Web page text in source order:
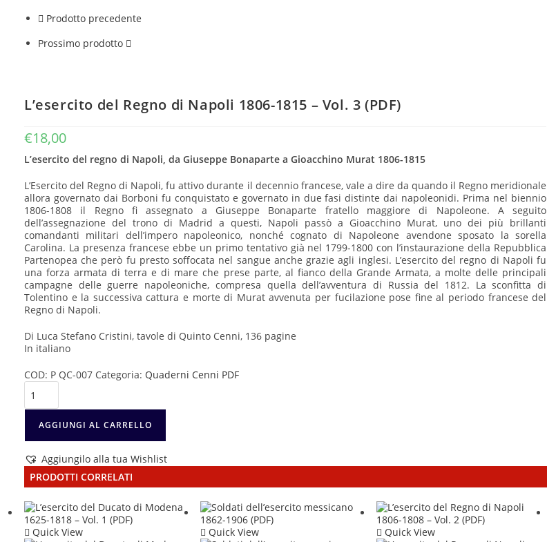
(PDF)
Prodotto precedente
Prossimo prodotto
L’esercito del Regno di Napoli 1806-1815 – Vol. 3 (PDF)
€18,00
L’esercito del regno di Napoli, da Giuseppe Bonaparte a Gioacchino Murat 1806-1815
L’Esercito del Regno di Napoli, fu attivo durante il decennio francese, vale a dire da quando il Regno meridionale
allora governato dai Borboni fu conquistato e governato in due fasi distinte dai napoleonidi. Prima nel biennio
1806-1808 il Regno fi assegnato a Giuseppe Bonaparte fratello maggiore di Napoleone. A seguito
dell’assegnazione del trono di Madrid a questi, Napoli passò a Gioacchino Murat, uno dei più brillanti
comandanti militari dell’impero napoleonico, nonché cognato di Napoleone avendone sposato la sorella
Carolina. La presenza francese ebbe un primo tentativo già nel 1799-1800 con l’instaurazione della Repubblica
Partenopea che però fu presto soffocata nel sangue anche grazie agli inglesi. L’esercito del regno di Napoli fu
una forza armata di terra e di mare che prese parte, al fianco della Grande Armata, a molte delle principali
campagne delle guerre napoleoniche, compresa quella dell’avventura di Russia del 1812. La sconfitta di
Tolentino e la successiva cattura e morte di Murat avvenuta per fucilazione pose fine al periodo francese del
Regno di Napoli.
Di Luca Stefano Cristini, tavole di Quinto Cenni, 136 pagine
In italiano
COD: P QC-007 Categoria: Quaderni Cenni PDF
L'esercito
del
Regno
1815
Vol.
3
(PDF)
quantità
AGGIUNGI AL CARRELLO
Aggiungilo alla tua Wishlist
PRODOTTI CORRELATI
Quick View Quick View Quick View